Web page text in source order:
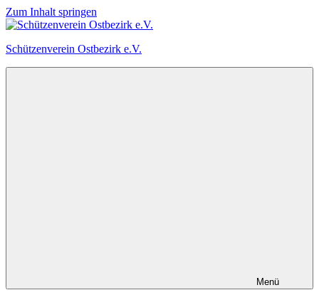
Zum Inhalt springen
Schützenverein Ostbezirk e.V.
Menü